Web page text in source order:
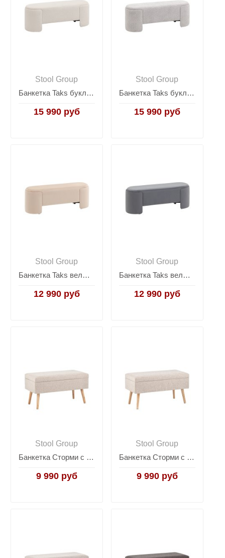
Stool Group
Банкетка Taks букле белый
15 990 руб
Stool Group
Банкетка Taks букле светло-серый
15 990 руб
Stool Group
Банкетка Taks велюр молочный
12 990 руб
Stool Group
Банкетка Taks велюр серый
12 990 руб
Stool Group
Банкетка Сторми с ящиком бежевый
9 990 руб
Stool Group
Банкетка Сторми с ящиком серо-бежевый
9 990 руб